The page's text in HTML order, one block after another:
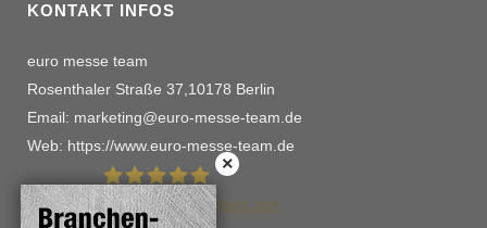
KONTAKT INFOS
euro messe team
Rosenthaler Straße 37,10178 Berlin
Email: marketing@euro-messe-team.de
Web: https://www.euro-messe-team.de
114Bewertungen auf ProvenExpert.com